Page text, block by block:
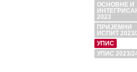
ОСНОВНЕ И
2023
ПРИЈЕМНИ
ИСПИТ 2023/
УПИС
УПИС 2023/